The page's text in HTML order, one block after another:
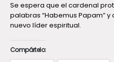
Se espera que el cardenal
palabras “Habemus Papam”
nuevo líder espiritual.
Compártelo: